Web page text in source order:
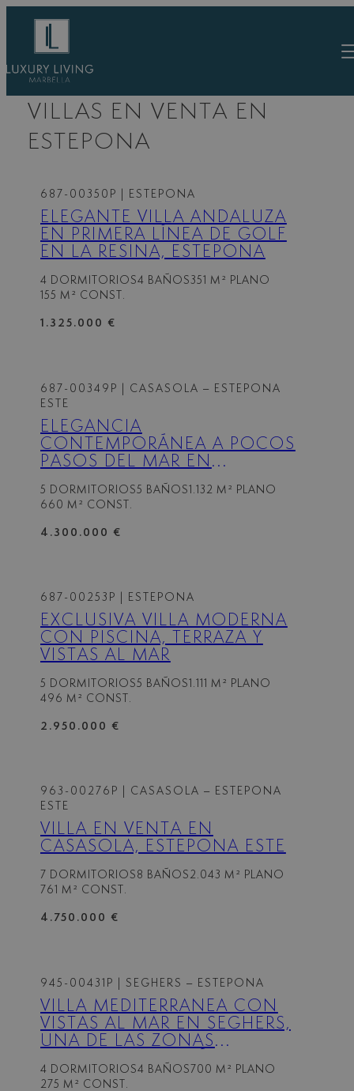
contenido
VILLAS EN VENTA EN
ESTEPONA
687-00350P | ESTEPONA
ELEGANTE VILLA ANDALUZA
EN PRIMERA LÍNEA DE GOLF
EN LA RESINA, ESTEPONA
4 DORMITORIOS4 BAÑOS351 M² PLANO
155 M² CONST.
1.325.000 €
687-00349P
| CASASOLA – ESTEPONA
ESTE
ELEGANCIA
CONTEMPORÁNEA A POCOS
PASOS DEL MAR EN
GUADALMINA CASASOLA,
MARBELLA
5 DORMITORIOS5 BAÑOS1.132 M² PLANO
660 M² CONST.
4.300.000 €
687-00253P | ESTEPONA
EXCLUSIVA VILLA MODERNA
CON PISCINA, TERRAZA Y
VISTAS AL MAR
5 DORMITORIOS5 BAÑOS 1.111 M² PLANO
496 M² CONST.
2.950.000 €
963-00276P
| CASASOLA – ESTEPONA
ESTE
VILLA EN VENTA EN
CASASOLA, ESTEPONA ESTE
7 DORMITORIOS 8 BAÑOS 2.043 M² PLANO
761 M² CONST.
4.750.000 €
945-00431P | SEGHERS – ESTEPONA
VILLA MEDITERRÁNEA CON
VISTAS AL MAR EN SEGHERS,
UNA DE LAS ZONAS
RESIDENCIALES MÁS
EXCLUSIVAS DE ESTEPONA
4 DORMITORIOS4 BAÑOS 700 M² PLANO
275 M² CONST.